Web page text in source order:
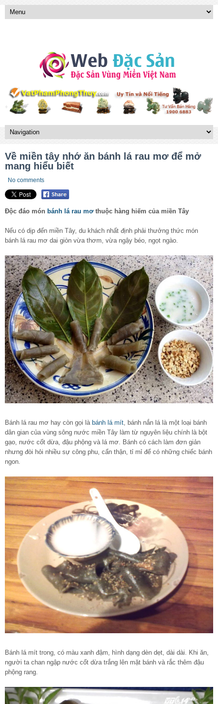
Về miền tây nhớ ăn bánh lá rau mơ để mở
mang hiểu biết
No comments
Độc đáo món bánh lá rau mơthuộc hàng hiếm của miền Tây
Nếu có dịp đến miền Tây, du khách nhất định phải thưởng thức món
bánh lá rau mơ dai giòn vừa thơm, vừa ngậy béo, ngọt ngào.
Bánh lá rau mơ hay còn gọi là bánh lá mít, bánh nắn lá là một loại bánh
dân gian của vùng sông nước miền Tây làm từ nguyên liệu chính là bột
gạo, nước cốt dừa, đậu phộng và lá mơ. Bánh có cách làm đơn giản
nhưng đòi hỏi nhiều sự công phu, cẩn thận, tỉ mỉ để có những chiếc bánh
ngon.
Bánh lá mít trong, có màu xanh đậm, hình dạng dèn dẹt, dài dài. Khi ăn,
người ta chan ngập nước cốt dừa trắng lên mặt bánh và rắc thêm đậu
phộng rang.